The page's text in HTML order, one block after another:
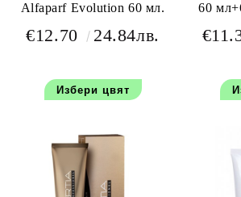
Alfaparf Evolution 60 мл.
€12.70 24.84лв.
Избери цвят
60